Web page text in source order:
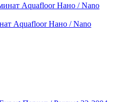
Aquafloor Нано / Nano